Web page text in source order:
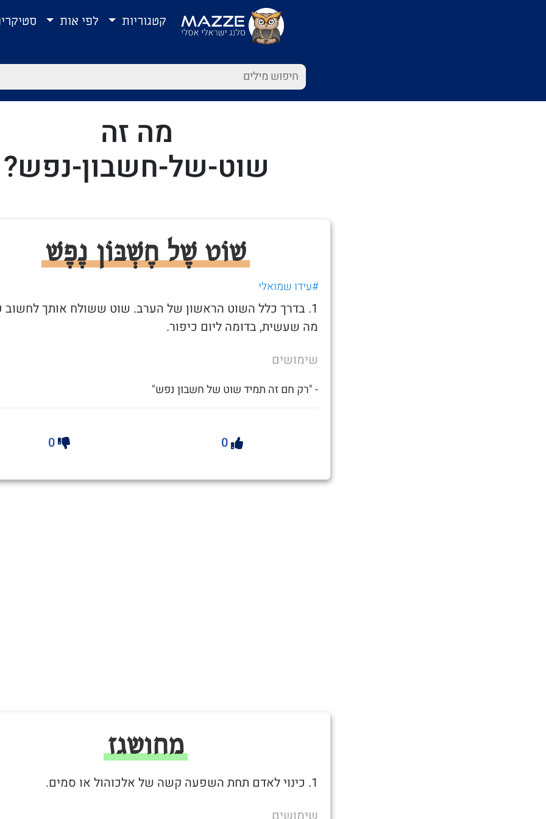
קטגוריות לפי אות
מה זה
שוט-של-חשבון-נפש?
שׁוֹט שֶׁל חֶשְׁבּוֹן נֶפֶשׁ
#עידו שמואלי
1. בדרך כלל השוט הראשון של הערב. שוט ששולח אותך לחשוב
מה שעשית, בדומה ליום כיפור.
שימושים
- "רק חם זה תמיד שוט של חשבון נפש"
0
0
מחושגז
1. כינוי לאדם תחת השפעה קשה של אלכוהול או סמים.